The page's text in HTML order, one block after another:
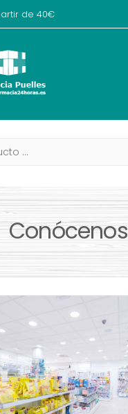
de 40€
Conócenos